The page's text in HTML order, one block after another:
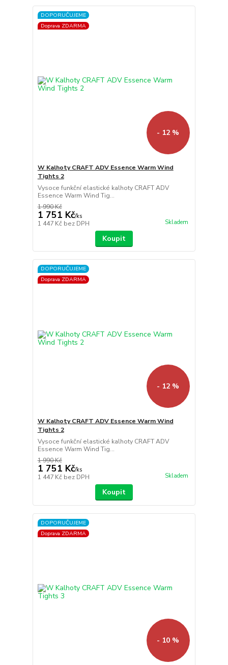
DOPORUČUJEME
Doprava ZDARMA
- 12 %
W Kalhoty CRAFT ADV Essence Warm Wind
Tights 2
Vysoce funkční elastické kalhoty CRAFT ADV
Essence Warm Wind Tig...
1 990 Kč
1 751 Kč/ks
1 447 Kč bez DPH Skladem
Koupit
DOPORUČUJEME
Doprava ZDARMA
- 12 %
W Kalhoty CRAFT ADV Essence Warm Wind
Tights 2
Vysoce funkční elastické kalhoty CRAFT ADV
Essence Warm Wind Tig...
1 990 Kč
1 751 Kč/ks
1 447 Kč bez DPH Skladem
Koupit
DOPORUČUJEME
Doprava ZDARMA
- 10 %